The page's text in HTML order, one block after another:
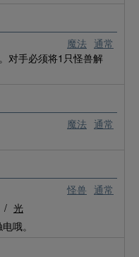
魔法 通常
对手必须将1只怪兽解
魔法 通常
怪兽 通常
/ 光
哦。